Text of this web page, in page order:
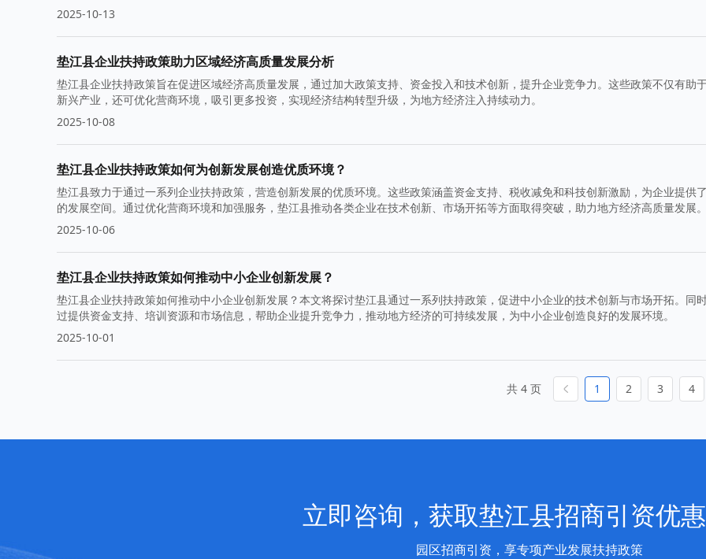
2025-10-13
垫江县企业扶持政策助力区域经济高质量发展分析
垫江县企业扶持政策旨在促进区域经济高质量发展，通过加大政策支持、资金投入和技术创新，提升企业竞争力。这些政策不仅有助
新兴产业，还可优化营商环境，吸引更多投资，实现经济结构转型升级，为地方经济注入持续动力。
2025-10-08
垫江县企业扶持政策如何为创新发展创造优质环境？
垫江县致力于通过一系列企业扶持政策，营造创新发展的优质环境。这些政策涵盖资金支持、税收减免和科技创新激励，为企业提供
的发展空间。通过优化营商环境和加强服务，垫江县推动各类企业在技术创新、市场开拓等方面取得突破，助力地方经济高质量发展。
2025-10-06
垫江县企业扶持政策如何推动中小企业创新发展？
垫江县企业扶持政策如何推动中小企业创新发展？本文将探讨垫江县通过一系列扶持政策，促进中小企业的技术创新与市场开拓。同
过提供资金支持、培训资源和市场信息，帮助企业提升竞争力，推动地方经济的可持续发展，为中小企业创造良好的发展环境。
2025-10-01
共 4 页 1 2 3 4
立即咨询，获取垫江县招商引资优
园区招商引资，享专项产业发展扶持政策